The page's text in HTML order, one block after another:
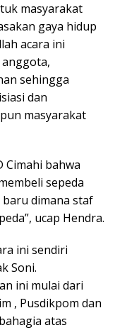
masyarakat
gaya hidup
acara ini
sehingga
dan
masyarakat
Cimahi bahwa
sepeda
dimana staf
ucap Hendra.
ini sendiri
Soni.
ini mulai dari
, Pusdikpom dan
atas